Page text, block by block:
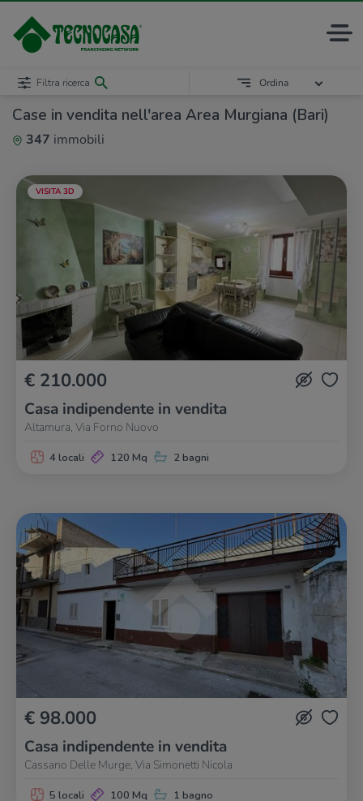
Case in vendita nell'area Area Murgiana (Bari)
347 immobili
Filtra ricerca Ordina
VISITA 3D
€ 210.000
Casa indipendente in vendita
Altamura, Via Forno Nuovo
4 locali 120 Mq 2 bagni
€ 98.000
Casa indipendente in vendita
Cassano Delle Murge, Via Simonetti Nicola
5 locali 100 Mq 1 bagno